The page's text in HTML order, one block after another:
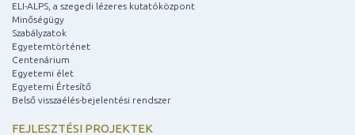
ELI-ALPS, a szegedi lézeres kutatóközpont
Minőségügy
Szabályzatok
Egyetemtörténet
Centenárium
Egyetemi élet
Egyetemi Értesítő
Belső visszaélés-bejelentési rendszer
FEJLESZTÉSI PROJEKTEK